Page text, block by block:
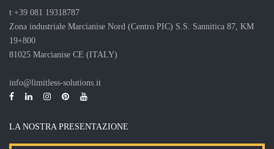
t +39 081 19318787
Zona industriale Marcianise Nord (Centro PIC) S.S. Sannitica 87, KM
19+800
81025 Marcianise CE (ITALY)
info@limitless-solutions.it
LA NOSTRA PRESENTAZIONE